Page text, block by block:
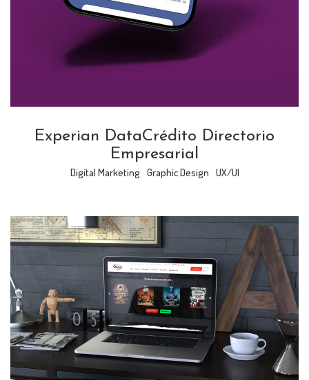
Experian DataCrédito Directorio
Empresarial
Digital Marketing Graphic Design UX/UI